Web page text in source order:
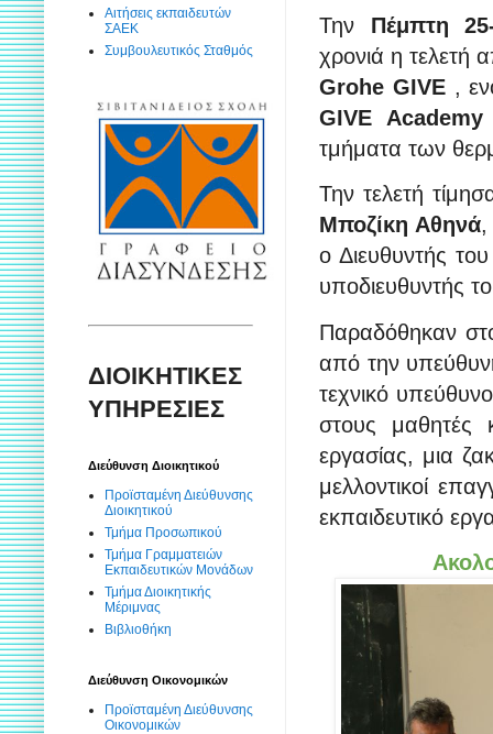
Την Πέμπτη
χρονιά η τελετή
Grohe GIVE,
GIVE Academy
τμήματα των
Την τελετή
Μποζίκη Αθηνά,
ο Διευθυντής
υποδιευθυντής
Παραδόθηκαν
από την
τεχνικό
στους μαθητές
εργασίας, μια
μελλοντικοί
εκπαιδευτικό
Αιτήσεις εκπαιδευτών
ΣΑΕΚ
Συμβουλευτικός Σταθμός
ΔΙΟΙΚΗΤΙΚΕΣ
ΥΠΗΡΕΣΙΕΣ
Διεύθυνση Διοικητικού
Προϊσταμένη Διεύθυνσης
Διοικητικού
Τμήμα Προσωπικού
Τμήμα Γραμματειών
Εκπαιδευτικών Μονάδων
Τμήμα Διοικητικής
Μέριμνας
Βιβλιοθήκη
Διεύθυνση Οικονομικών
Προϊσταμένη Διεύθυνσης
Οικονομικών